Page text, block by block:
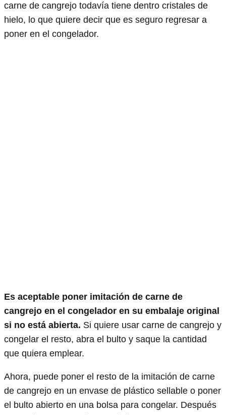
carne de cangrejo todavía tiene dentro cristales de
hielo, lo que quiere decir que es seguro regresar a
poner en el congelador.
Es aceptable poner imitación de carne de
cangrejo en el congelador en su embalaje original
si no está abierta. Si quiere usar carne de cangrejo y
congelar el resto, abra el bulto y saque la cantidad
que quiera emplear.
Ahora, puede poner el resto de la imitación de carne
de cangrejo en un envase de plástico sellable o poner
el bulto abierto en una bolsa para congelar. Después